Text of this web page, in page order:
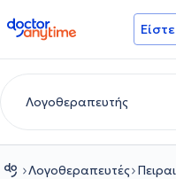
doctoranytime
Λογοθεραπευτές